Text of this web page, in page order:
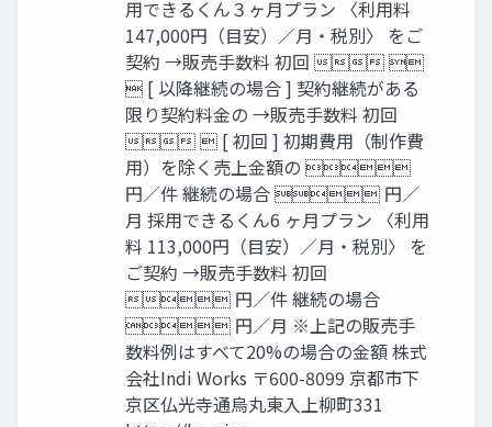
用できるくん３ヶ月プラン 〈利用料
147,000円（目安）／月・税別〉 をご
契約 →販売手数料 初回  
 [ 以降継続の場合 ] 契約継続がある
限り契約料金の →販売手数料 初回
 [ 初回 ] 初期費用（制作費
用）を除く売上金額の 
円／件 継続の場合  円／
月 採用できるくん6 ヶ月プラン 〈利用
料 113,000円（目安）／月・税別〉 を
ご契約 →販売手数料 初回
 円／件 継続の場合
 円／月 ※上記の販売手
数料例はすべて20%の場合の金額 株式
会社Indi Works 〒600-8099 京都市下
京区仏光寺通烏丸東入上柳町331